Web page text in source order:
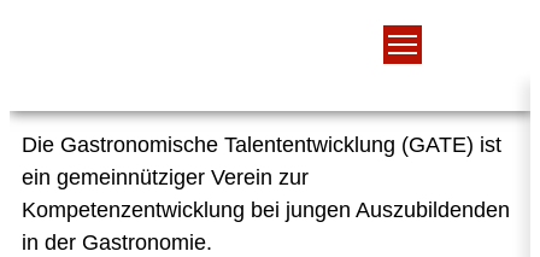
Förderverein GATE e.V.
Die Gastronomische Talententwicklung (GATE) ist
ein gemeinnütziger Verein zur
Kompetenzentwicklung bei jungen Auszubildenden
in der Gastronomie.